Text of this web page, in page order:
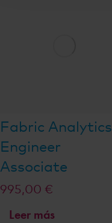
Fabric Analytics
Engineer
Associate
995,00 €
Leer más